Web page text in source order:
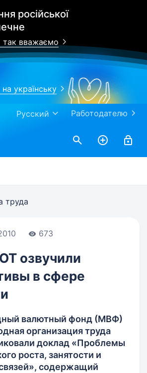
російської
вважаємо
українську
Работодателю
Русский
труда
673
озвучили
в сфере
валютный фонд (МВФ)
организация труда
доклад «Проблемы
роста, занятости и
содержащий